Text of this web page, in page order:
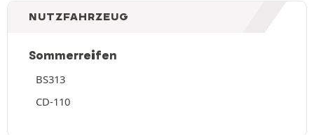
NUTZFAHRZEUG
Sommerreifen
BS313
CD-110